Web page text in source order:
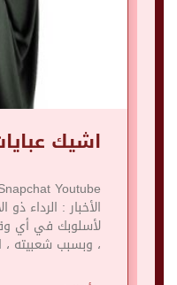
اشيك
الأخبار : الرداء
لأسلوبك في أي
، وبسبب شعبيته ،